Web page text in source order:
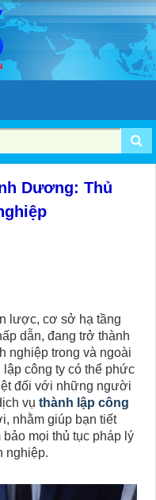
Dương: Thủ
lược, cơ sở hạ tầng
dẫn, đang trở thành
nghiệp trong và ngoài
công ty có thể phức
đối với những người
vụ thành lập công
nhằm giúp bạn tiết
mọi thủ tục pháp lý
nghiệp.